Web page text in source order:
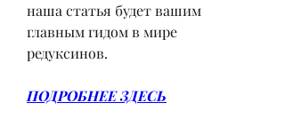
наша статья будет вашим
главным гидом в мире
редуксинов.
ПОДРОБНЕЕ ЗДЕСЬ